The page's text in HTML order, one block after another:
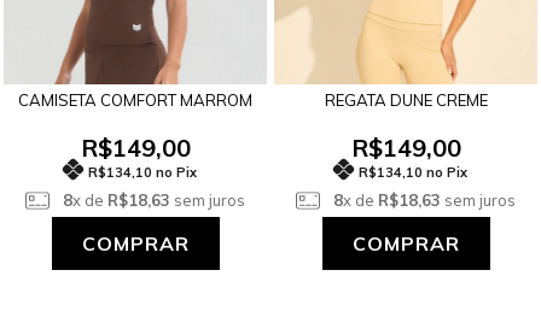
CAMISETA COMFORT MARROM
R$149,00
R$134,10 no Pix
8x de R$18,63 sem juros
COMPRAR
REGATA DUNE CREME
R$149,00
R$134,10 no Pix
8x de R$18,63 sem juros
COMPRAR